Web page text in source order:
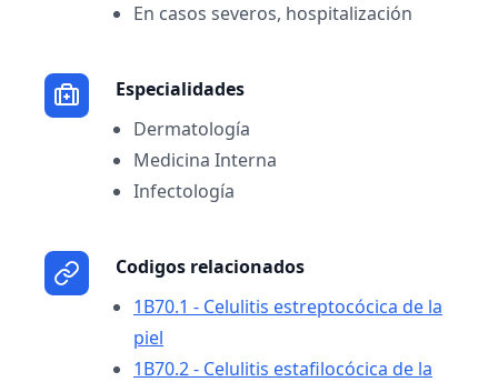
En casos severos, hospitalización
Especialidades
Dermatología
Medicina Interna
Infectología
Codigos relacionados
1B70.1 - Celulitis estreptocócica de la
piel
1B70.2 - Celulitis estafilocócica de la